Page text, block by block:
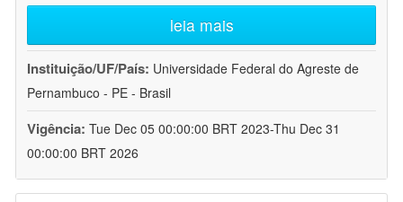
leia mais
Instituição/UF/País: Universidade Federal do Agreste de
Pernambuco - PE - Brasil
Vigência: Tue Dec 05 00:00:00 BRT 2023-Thu Dec 31
00:00:00 BRT 2026